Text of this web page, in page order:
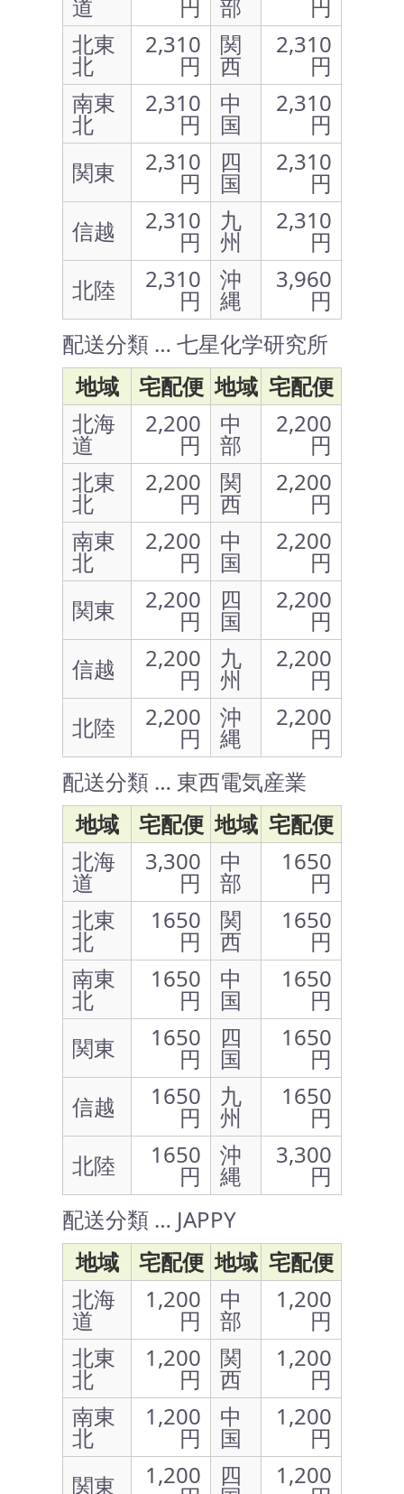
道 円 部
円
北東
北
2,310
円
関
西
2,310
円
南東
北
2,310
円
中
国
2,310
円
関東
2,310
円
四
国
2,310
円
信越
2,310
円
九
州
2,310
円
北陸
2,310
円
沖
縄
3,960
円
配送分類 … 七星化学研究所
地域
宅配便 地域 宅配便
北海
道
2,200
円
中
部
2,200
円
北東
北
2,200
円
関
西
2,200
円
南東
北
2,200
円
中
国
2,200
円
関東
2,200
円
四
国
2,200
円
信越
2,200
円
九
州
2,200
円
北陸
2,200
円
沖
縄
2,200
円
配送分類 … 東西電気産業
地域
宅配便 地域 宅配便
北海
道
3,300
円
中
部
1650
円
北東
北
1650
円
関
西
1650
円
南東
北
1650
円
中
国
1650
円
関東
1650
円
四
国
1650
円
信越
1650
円
九
州
1650
円
北陸
1650
円
沖
縄
3,300
円
配送分類 … JAPPY
地域
宅配便 地域 宅配便
北海
道
1,200
円
中
部
1,200
円
北東
北
1,200
円
関
西
1,200
円
南東
北
1,200
円
中
国
1,200
円
関東
1,200 四 1,200